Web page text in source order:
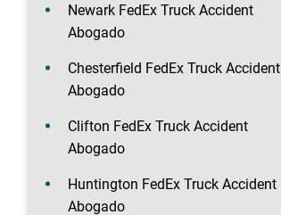
Newark FedEx Truck Accident
Abogado
Chesterfield FedEx Truck Accident
Abogado
Clifton FedEx Truck Accident
Abogado
Huntington FedEx Truck Accident
Abogado